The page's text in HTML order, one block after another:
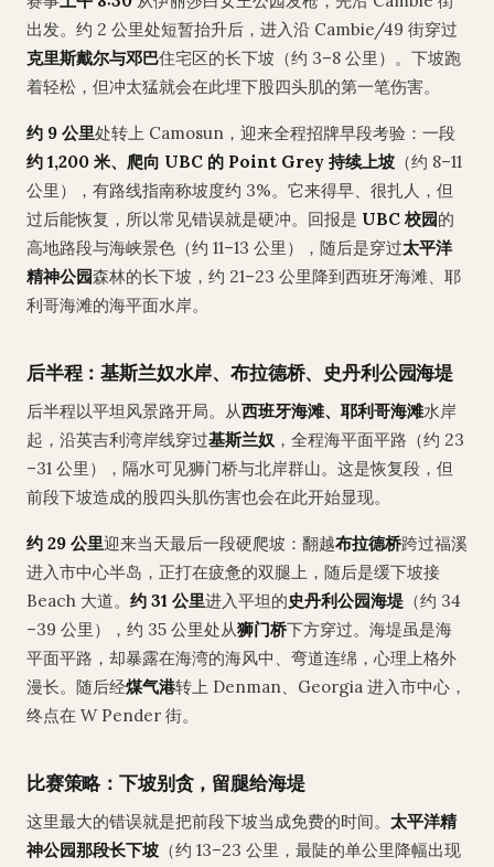
出发。约 2 公里处短暂抬升后，进入沿 Cambie/49 街穿过
克里斯戴尔与邓巴住宅区的长下坡（约 3–8 公里）。下坡跑
着轻松，但冲太猛就会在此埋下股四头肌的第一笔伤害。
约 9 公里处转上 Camosun，迎来全程招牌早段考验：一段
约 1,200 米、爬向 UBC 的 Point Grey 持续上坡 （约 8–11
公里），有路线指南称坡度约 3%。它来得早、很扎人，但
过后能恢复，所以常见错误就是硬冲。回报是 UBC 校园的
高地路段与海峡景色（约 11–13 公里），随后是穿过太平洋
精神公园森林的长下坡，约 21–23 公里降到西班牙海滩、耶
利哥海滩的海平面水岸。
后半程：基斯兰奴水岸、布拉德桥、史丹利公园海堤
后半程以平坦风景路开局。从西班牙海滩、耶利哥海滩水岸
起，沿英吉利湾岸线穿过基斯兰奴 ，全程海平面平路（约 23
–31 公里），隔水可见狮门桥与北岸群山。这是恢复段，但
前段下坡造成的股四头肌伤害也会在此开始显现。
约 29 公里迎来当天最后一段硬爬坡：翻越布拉德桥跨过福溪
进入市中心半岛，正打在疲惫的双腿上，随后是缓下坡接
Beach 大道。 约 31 公里进入平坦的史丹利公园海堤 （约 34
–39 公里），约 35 公里处从狮门桥下方穿过。海堤虽是海
平面平路，却暴露在海湾的海风中、弯道连绵，心理上格外
漫长。随后经煤气港转上 Denman、Georgia 进入市中心，
终点在 W Pender 街。
比赛策略：下坡别贪，留腿给海堤
这里最大的错误就是把前段下坡当成免费的时间。 太平洋精
神公园那段长下坡 （约 13–23 公里，最陡的单公里降幅出现